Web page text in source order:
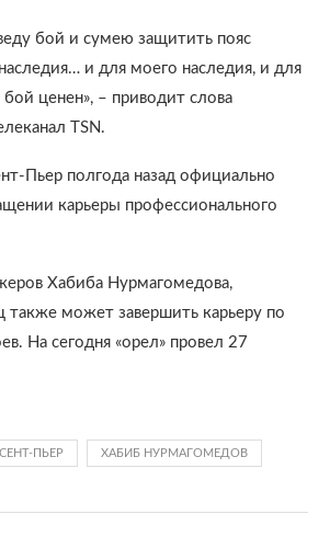
бой и сумею защитить пояс
и для моего наследия, и для
бой ценен», – приводит слова
TSN.
Пьер полгода назад официально
карьеры профессионального
Хабиба Нурмагомедова,
также может завершить карьеру по
На сегодня «орел» провел 27
ПЬЕР ХАБИБ НУРМАГОМЕДОВ